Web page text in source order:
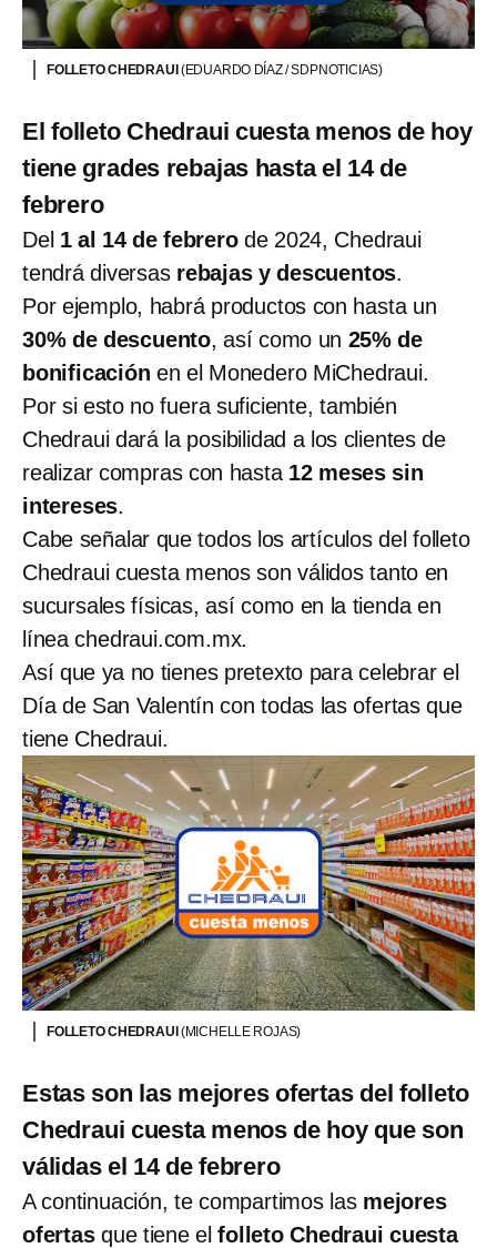
FOLLETO CHEDRAUI (EDUARDO DÍAZ / SDPNOTICIAS)
El folleto Chedraui cuesta menos de hoy
tiene grades rebajas hasta el 14 de
febrero
Del 1 al 14 de febrerode 2024, Chedraui
tendrá diversasrebajas y descuentos.
Por ejemplo, habrá productos con hasta un
30% de descuento, así como un 25% de
bonificación en el Monedero MiChedraui.
Por si esto no fuera suficiente, también
Chedraui dará la posibilidad a los clientes de
realizar compras con hasta 12 meses sin
intereses.
Cabe señalar que todos los artículos del folleto
Chedraui cuesta menos son válidos tanto en
sucursales físicas, así como en la tienda en
línea chedraui.com.mx.
Así que ya no tienes pretexto para celebrar el
Día de San Valentín con todas las ofertas que
tiene Chedraui.
FOLLETO CHEDRAUI (MICHELLE ROJAS)
Estas son las mejores ofertas del folleto
Chedraui cuesta menos de hoy que son
válidas el 14 de febrero
A continuación, te compartimos las mejores
ofertas que tiene elfolleto Chedraui cuesta